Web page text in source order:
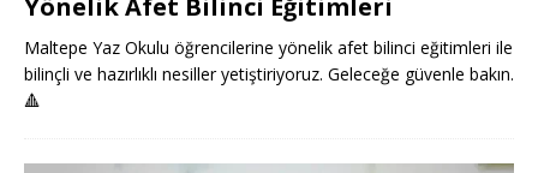
Yönelik Afet Bilinci Eğitimleri
Maltepe Yaz Okulu öğrencilerine yönelik afet bilinci eğitimleri ile
bilinçli ve hazırlıklı nesiller yetiştiriyoruz. Geleceğe güvenle bakın.
🔺